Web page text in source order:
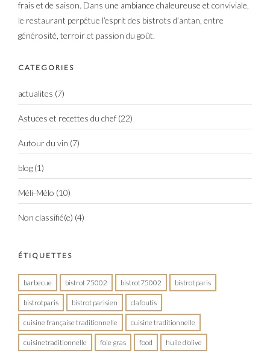
frais et de saison. Dans une ambiance chaleureuse et conviviale,
le restaurant perpétue l’esprit des bistrots d’antan, entre
générosité, terroir et passion du goût.
CATEGORIES
actualites (7)
Astuces et recettes du chef (22)
Autour du vin (7)
blog (1)
Méli-Mélo (10)
Non classifié(e) (4)
ÉTIQUETTES
barbecue bistrot 75002 bistrot75002 bistrot paris
bistrotparis bistrot parisien clafoutis
cuisine française traditionnelle cuisine traditionnelle
cuisinetraditionnelle foie gras food huile d'olive